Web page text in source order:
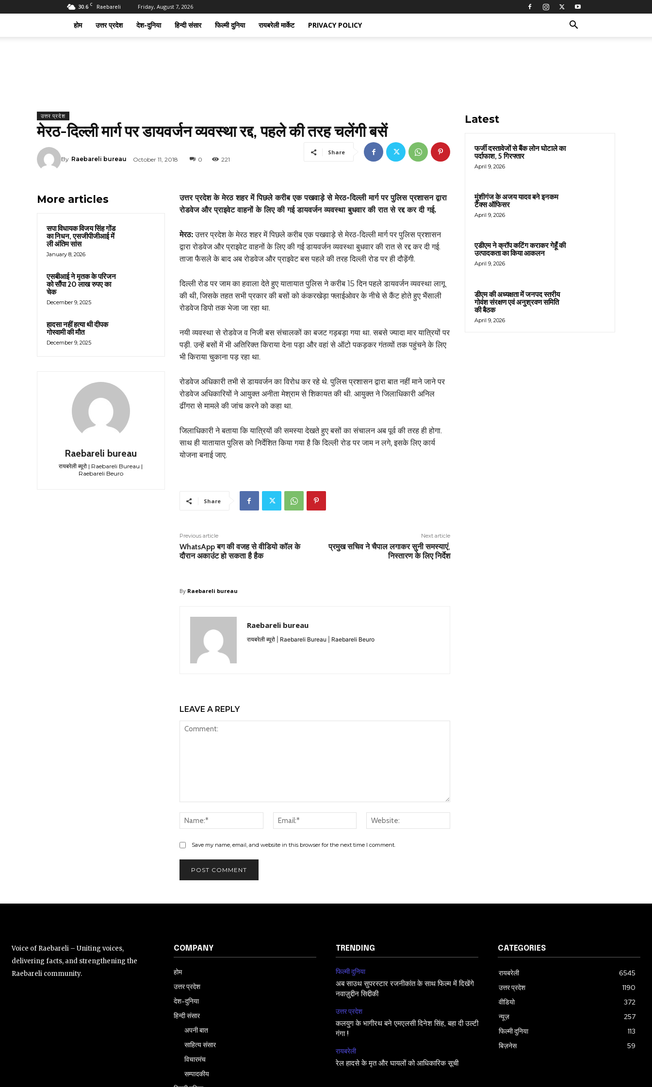
30.6 C Raebareli Friday, August 7, 2026
होम उत्तर प्रदेश देश-दुनिया हिन्दी संसार फिल्मी दुनिया रायबरेली मार्केट PRIVACY POLICY
उत्तर प्रदेश
मेरठ-दिल्ली मार्ग पर डायवर्जन व्यवस्था रद्द, पहले की तरह चलेंगी बसें
By Raebareli bureau October 11, 2018 0 221
Share
More articles
सपा विधायक विजय सिंह गोंड
का निधन, एसजीपीजीआई में
ली अंतिम सांस
January 8, 2026
एसबीआई ने मृतक के परिजन
को सौंपा 20 लाख रुपए का
चेक
December 9, 2025
हादसा नहीं हत्या थी दीपक
गोस्वामी की मौत
December 9, 2025
Raebareli bureau
रायबरेली ब्यूरो | Raebareli Bureau |
Raebareli Beuro
उत्तर प्रदेश के मेरठ शहर में पिछले करीब एक पखवाड़े से मेरठ-दिल्ली मार्ग पर पुलिस प्रशासन द्वारा
रोडवेज और प्राइवेट वाहनों के लिए की गई डायवर्जन व्यवस्था बुधवार की रात से रद्द कर दी गई.
मेरठ:उत्तर प्रदेश के मेरठ शहर में पिछले करीब एक पखवाड़े से मेरठ-दिल्ली मार्ग पर पुलिस प्रशासन
द्वारा रोडवेज और प्राइवेट वाहनों के लिए की गई डायवर्जन व्यवस्था बुधवार की रात से रद्द कर दी गई.
ताजा फैसले के बाद अब रोडवेज और प्राइवेट बस पहले की तरह दिल्ली रोड पर ही दौड़ेंगी.
दिल्ली रोड पर जाम का हवाला देते हुए यातायात पुलिस ने करीब 15 दिन पहले डायवर्जन व्यवस्था लागू
की थी, जिसके तहत सभी प्रकार की बसों को कंकरखेड़ा फ्लाईओवर के नीचे से कैंट होते हुए भैंसाली
रोडवेज डिपो तक भेजा जा रहा था.
नयी व्यवस्था से रोडवेज व निजी बस संचालकों का बजट गड़बड़ा गया था. सबसे ज्यादा मार यात्रियों पर
पड़ी. उन्हें बसों में भी अतिरिक्त किराया देना पड़ा और वहां से ऑटो पकड़कर गंतव्यों तक पहुंचने के लिए
भी किराया चुकाना पड़ रहा था.
रोडवेज अधिकारी तभी से डायवर्जन का विरोध कर रहे थे. पुलिस प्रशासन द्वारा बात नहीं माने जाने पर
रोडवेज अधिकारियों ने आयुक्त अनीता मेश्राम से शिकायत की थी. आयुक्त ने जिलाधिकारी अनिल
ढींगरा से मामले की जांच करने को कहा था.
जिलाधिकारी ने बताया कि यात्रियों की समस्या देखते हुए बसों का संचालन अब पूर्व की तरह ही होगा.
साथ ही यातायात पुलिस को निर्देशित किया गया है कि दिल्ली रोड पर जाम न लगे, इसके लिए कार्य
योजना बनाई जाए.
Share
Previous article
WhatsApp बग की वजह से वीडियो कॉल के
दौरान अकाउंट हो सकता है हैक
Next article
प्रमुख सचिव ने चैपाल लगाकर सुनी समस्याएं,
निस्तारण के लिए निर्देश
By Raebareli bureau
Raebareli bureau
रायबरेली ब्यूरो | Raebareli Bureau | Raebareli Beuro
LEAVE A REPLY
Name:*
Email:*
Save my name, email, and website in this browser for the next time I comment.
Latest
फर्जी दस्तावेजों से बैंक लोन घोटाले का
पर्दाफाश, 5 गिरफ्तार
April 9, 2026
मुंशीगंज के अजय यादव बने इनकम
टैक्स ऑफिसर
April 9, 2026
एडीएम ने क्रॉप कटिंग कराकर गेहूँ की
उत्पादकता का किया आकलन
April 9, 2026
डीएम की अध्यक्षता में जनपद स्तरीय
गोवंश संरक्षण एवं अनुश्रवण समिति
की बैठक
April 9, 2026
Voice of Raebareli – Uniting voices,
delivering facts, and strengthening the
Raebareli community.
COMPANY
होम
उत्तर प्रदेश
देश-दुनिया
हिन्दी संसार
अपनी बात
साहित्य संसार
विचारमंच
सम्पादकीय
TRENDING
फिल्मी दुनिया
अब साउथ सुपरस्टार रजनीकांत के साथ फिल्म में दिखेंगे
नवाज़ुद्दीन सिद्दीकी
उत्तर प्रदेश
कलयुग के भागीरथ बने एमएलसी दिनेश सिंह, बहा दी उल्टी
गंगा !
रायबरेली
रेल हादसे के मृत और घायलों को आधिकारिक सूची
CATEGORIES
रायबरेली
6545
उत्तर प्रदेश
1190
वीडियो
372
न्यूज़
257
फिल्मी दुनिया
113
बिज़नेस
59